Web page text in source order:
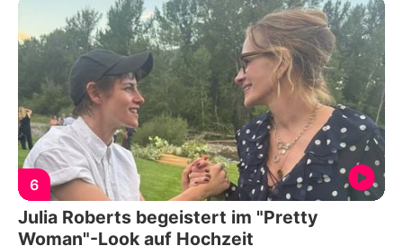
6
Julia Roberts begeistert im "Pretty
Woman"-Look auf Hochzeit